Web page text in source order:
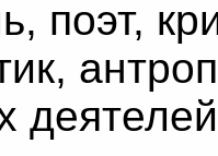
поэт,